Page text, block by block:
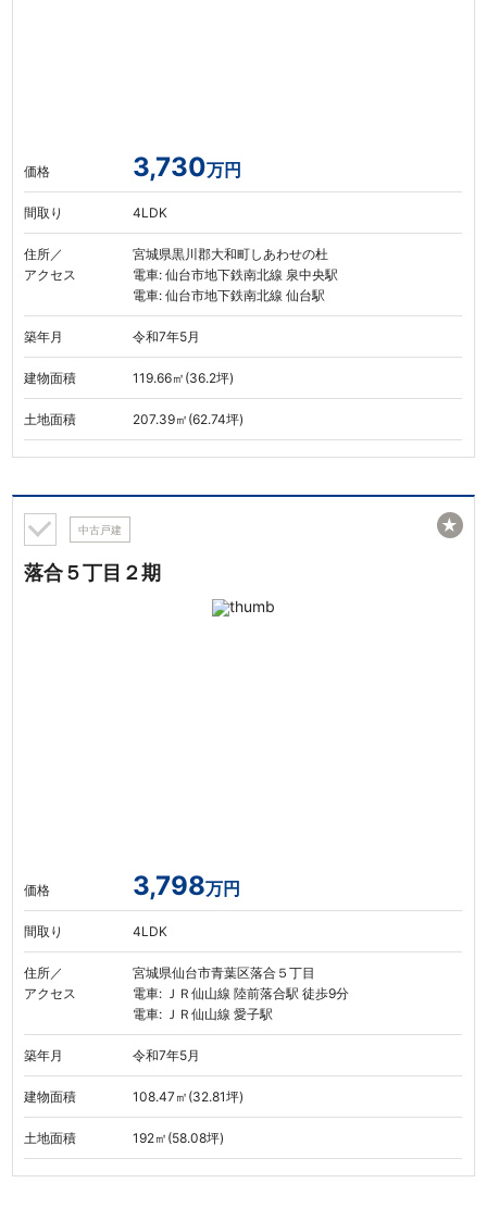
価格 3,730万円
間取り 4LDK
住所／
アクセス
宮城県黒川郡大和町しあわせの杜
電車: 仙台市地下鉄南北線 泉中央駅
電車: 仙台市地下鉄南北線 仙台駅
築年月 令和7年5月
建物面積 119.66㎡(36.2坪)
土地面積 207.39㎡(62.74坪)
中古戸建
落合５丁目２期
価格 3,798万円
間取り 4LDK
住所／
アクセス
宮城県仙台市青葉区落合５丁目
電車: ＪＲ仙山線 陸前落合駅 徒歩9分
電車: ＪＲ仙山線 愛子駅
築年月 令和7年5月
建物面積 108.47㎡(32.81坪)
土地面積 192㎡(58.08坪)
★